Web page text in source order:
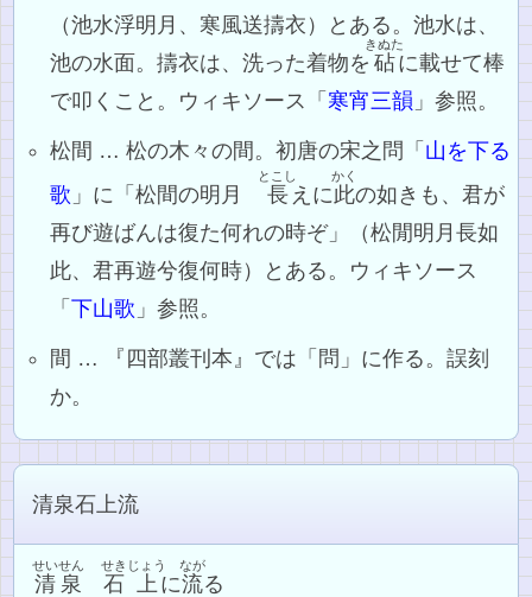
（池水浮明月、寒風送擣衣）とある。池水は、
池の水面。擣衣は、洗った着物を 砧
きぬた
に載せて棒
で叩くこと。ウィキソース「 寒宵三韻 」参照。
松間 … 松の木々の間。初唐の宋之問「 山を下る
歌 」に「松間の明月 長
とこし
えに此
かく
の如きも、君が
再び遊ばんは復た何れの時ぞ」（松閒明月長如
此、君再遊兮復何時）とある。ウィキソース
「下山歌 」参照。
間 … 『四部叢刊本』では「問」に作る。誤刻
か。
清泉石上流
清泉
せいせん
石
せき
上
じょう
に流
なが
る